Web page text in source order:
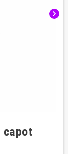
chevron_right
capot